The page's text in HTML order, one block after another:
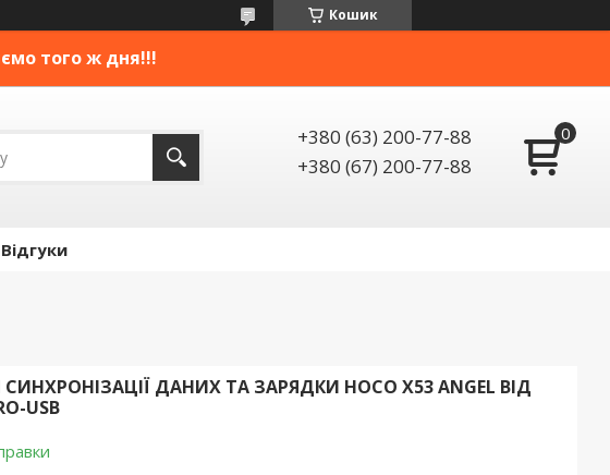
Кошик
того ж дня!!!
+380 (63) 200-77-88
+380 (67) 200-77-88
Відгуки
ДАНИХ ТА ЗАРЯДКИ HOCO X53 ANGEL ВІД
USB